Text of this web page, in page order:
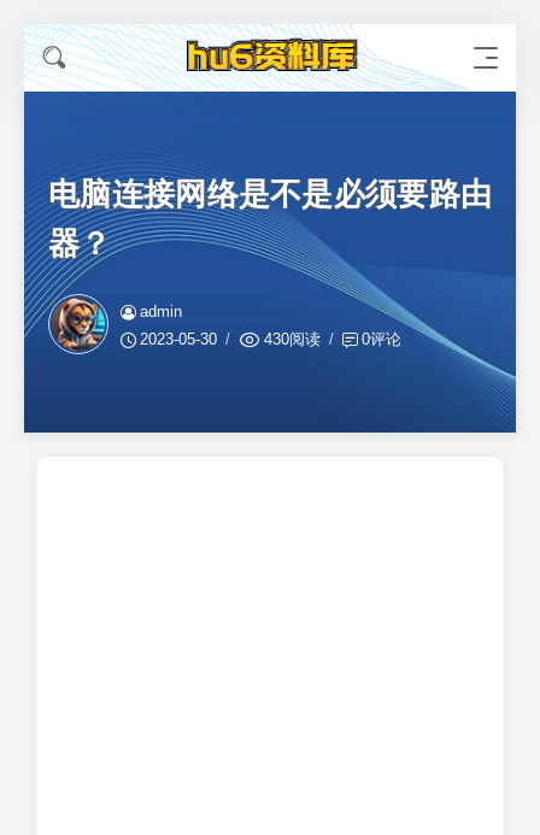
电脑连接网络是不是必须要路由
器？
admin
2023-05-30
430阅读 0评论